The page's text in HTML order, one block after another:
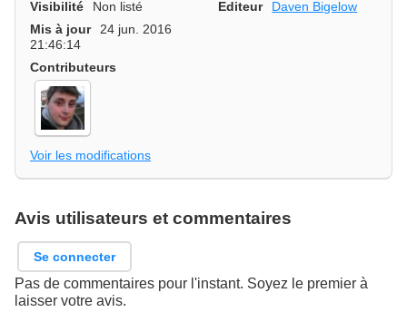
Visibilité Non listé Editeur
Daven Bigelow
Mis à jour
24 jun. 2016
21:46:14
Contributeurs
Voir les modifications
Avis utilisateurs et commentaires
Se connecter
Pas de commentaires pour l'instant. Soyez le premier à
laisser votre avis.